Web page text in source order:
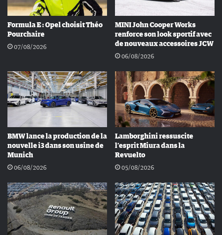
Formula E : Opel choisit Théo
Pourchaire
07/08/2026
MINI John Cooper Works
renforce son look sportif avec
de nouveaux accessoires JCW
06/08/2026
BMW lance la production de la
nouvelle i3 dans son usine de
Munich
06/08/2026
Lamborghini ressuscite
l’esprit Miura dans la
Revuelto
05/08/2026